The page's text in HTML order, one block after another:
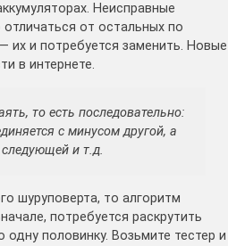
Неисправные
от остальных по
и потребуется заменить. Новые
в интернете.
то есть последовательно:
с минусом другой, а
и т.д.
шуруповерта, то алгоритм
потребуется раскрутить
одну половинку. Возьмите тестер и